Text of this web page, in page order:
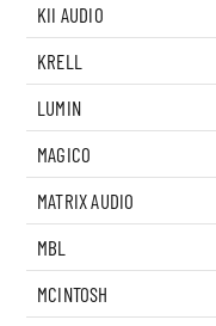
KII AUDIO
KRELL
LUMIN
MAGICO
MATRIX AUDIO
MBL
MCINTOSH